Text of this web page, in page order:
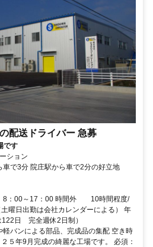
配送ドライバー 急募
です
ション
アクセス: 院庄インターから車で3分 院庄駅から車で2分の好立地
8：00～17：00 時間外 10時間程度/
日出勤は会社カレンダーによる） 年
日 完全週休2日制）
バンによる部品、完成品の集配 空き時
５年9月完成の綺麗な工場です。 必須：